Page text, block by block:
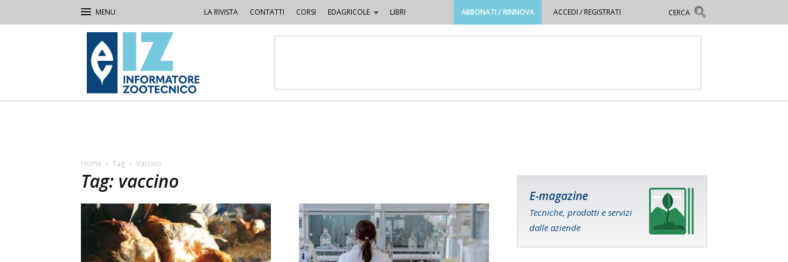
LA RIVISTA CONTATTI CORSI EDAGRICOLE LIBRI ABBONATI / RINNOVA ACCEDI / REGISTRATI
IZ
Informatore
Zootecnico
Home Tag Vaccino
Tag: vaccino
E-magazine
Tecniche, prodotti e servizi
dalle aziende